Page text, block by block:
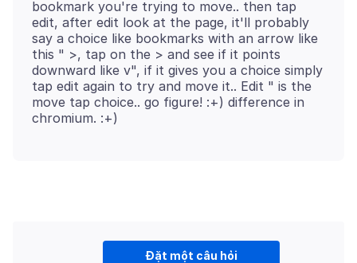
bookmark you're trying to move.. then tap
edit, after edit look at the page, it'll probably
say a choice like bookmarks with an arrow like
this " >, tap on the > and see if it points
downward like v", if it gives you a choice simply
tap edit again to try and move it.. Edit " is the
move tap choice.. go figure! :+) difference in
Đặt một câu hỏi